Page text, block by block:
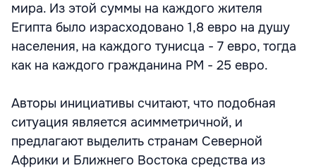
мира. Из этой суммы на каждого жителя
Египта было израсходовано 1,8 евро на душу
населения, на каждого тунисца - 7 евро, тогда
как на каждого гражданина РМ - 25 евро.
Авторы инициативы считают, что подобная
ситуация является асимметричной, и
предлагают выделить странам Северной
Африки и Ближнего Востока средства из